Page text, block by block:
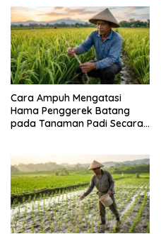
Cara Ampuh Mengatasi
Hama Penggerek Batang
pada Tanaman Padi Secara